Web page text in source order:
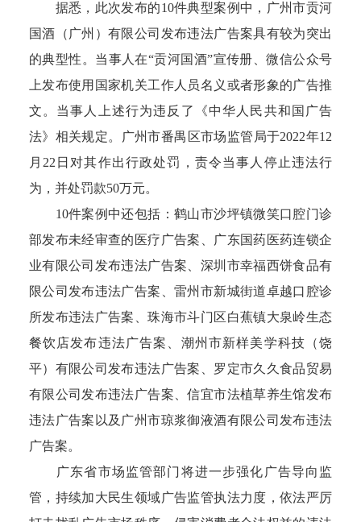
据悉，此次发布的10件典型案例中，广州市贡河
国酒（广州）有限公司发布违法广告案具有较为突出
的典型性。当事人在“贡河国酒”宣传册、微信公众号
上发布使用国家机关工作人员名义或者形象的广告推
文。当事人上述行为违反了《中华人民共和国广告
法》相关规定。广州市番禺区市场监管局于2022年12
月22日对其作出行政处罚，责令当事人停止违法行
为，并处罚款50万元。
10件案例中还包括：鹤山市沙坪镇微笑口腔门诊
部发布未经审查的医疗广告案、广东国药医药连锁企
业有限公司发布违法广告案、深圳市幸福西饼食品有
限公司发布违法广告案、雷州市新城街道卓越口腔诊
所发布违法广告案、珠海市斗门区白蕉镇大泉岭生态
餐饮店发布违法广告案、潮州市新样美学科技（饶
平）有限公司发布违法广告案、罗定市久久食品贸易
有限公司发布违法广告案、信宜市法植草养生馆发布
违法广告案以及广州市琼浆御液酒有限公司发布违法
广告案。
广东省市场监管部门将进一步强化广告导向监
管，持续加大民生领域广告监管执法力度，依法严厉